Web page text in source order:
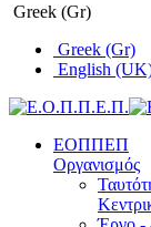
Greek (Gr)
Greek (Gr)
English
ΕΟΠΠΕΠ
Οργανισμός